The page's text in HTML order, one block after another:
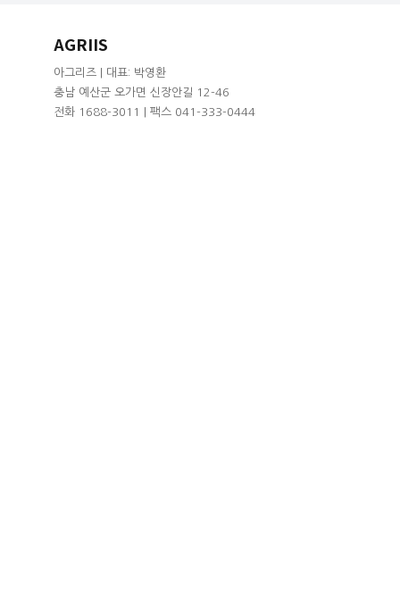
AGRIIS
아그리즈 | 대표: 박영환
충남 예산군 오가면 신장안길 12-46
전화 1688-3011 | 팩스 041-333-0444